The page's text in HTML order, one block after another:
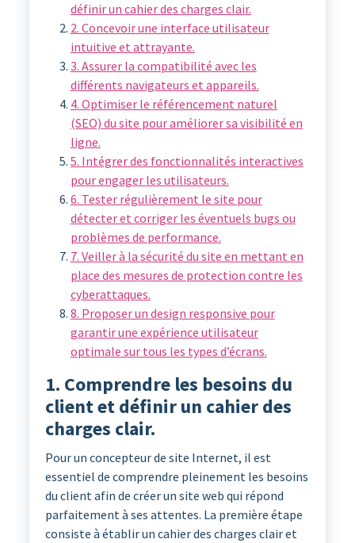
définir un cahier des charges clair.
2. Concevoir une interface utilisateur
intuitive et attrayante.
3. Assurer la compatibilité avec les
différents navigateurs et appareils.
4. Optimiser le référencement naturel
(SEO) du site pour améliorer sa visibilité en
ligne.
5. Intégrer des fonctionnalités interactives
pour engager les utilisateurs.
6. Tester régulièrement le site pour
détecter et corriger les éventuels bugs ou
problèmes de performance.
7. Veiller à la sécurité du site en mettant en
place des mesures de protection contre les
cyberattaques.
8. Proposer un design responsive pour
garantir une expérience utilisateur
optimale sur tous les types d’écrans.
1. Comprendre les besoins du
client et définir un cahier des
charges clair.
Pour un concepteur de site Internet, il est
essentiel de comprendre pleinement les besoins
du client afin de créer un site web qui répond
parfaitement à ses attentes. La première étape
consiste à établir un cahier des charges clair et